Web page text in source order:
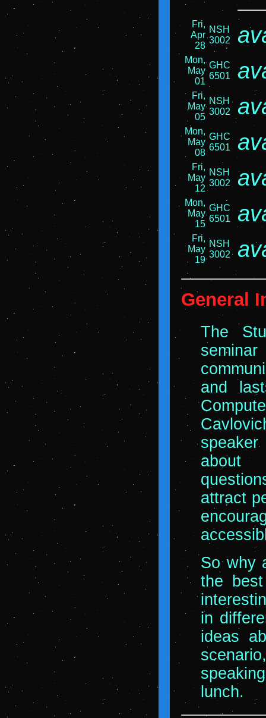
Fri,
Apr
28
NSH
3002
Mon,
May
01
GHC
6501
Fri,
May
05
NSH
3002
Mon,
May
08
GHC
6501
Fri,
May
12
NSH
3002
Mon,
May
15
GHC
6501
Fri,
May
19
NSH
3002
General
The
and
about
attract
So why
the
in
ideas
lunch.